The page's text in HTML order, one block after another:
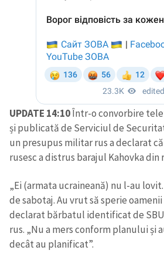
UPDATE 14:10Într-o convorbire
și publicată de Serviciul de
un presupus militar rus a declarat
rusesc a distrus barajul Kahovka din
„Ei (armata ucraineană) nu l-au
de sabotaj. Au vrut să sperie oamenii
declarat bărbatul identificat de
rus. „Nu a mers conform planului și
decât au planificat”.